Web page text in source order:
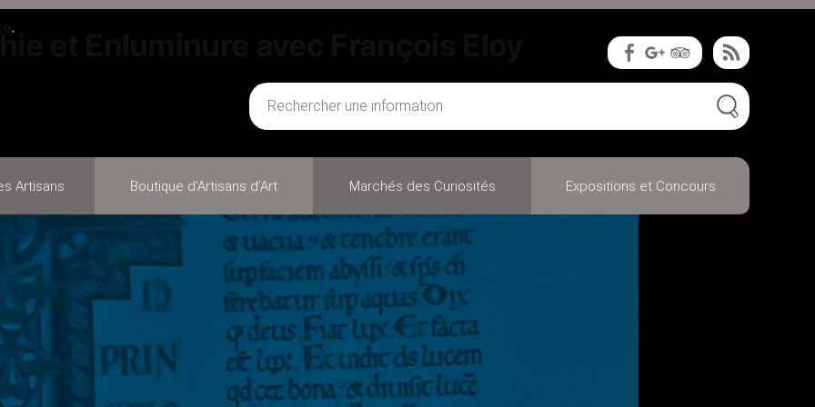
Artisans Boutique d’Artisans d’Art Marchés des Curiosités Expositions et Concours
et Enluminure avec François Eloy